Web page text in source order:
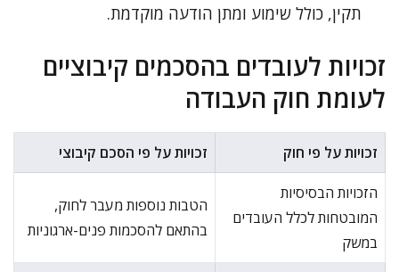
תקין, כולל שימוע ומתן הודעה מוקדמת.
זכויות לעובדים בהסכמים קיבוציים
לעומת חוק העבודה
זכויות על פי חוק זכויות על פי הסכם קיבוצי
הזכויות הבסיסיות
המובטחות לכלל העובדים
במשק
הטבות נוספות מעבר לחוק,
בהתאם להסכמות פנים-ארגוניות